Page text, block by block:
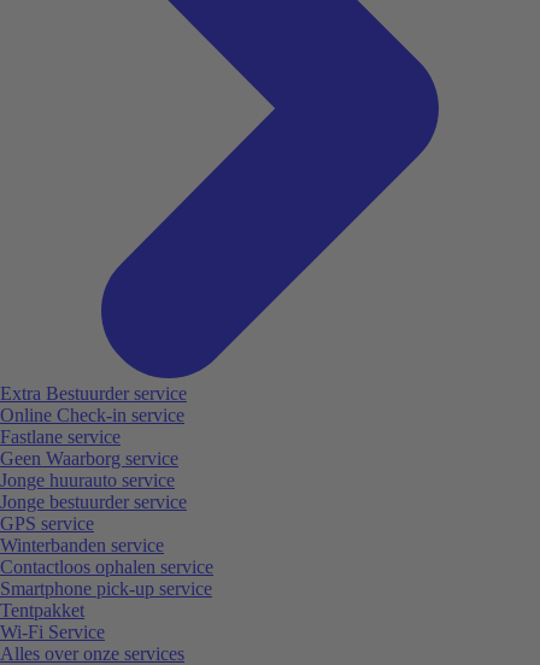
Extra Bestuurder service
Online Check-in service
Fastlane service
Geen Waarborg service
Jonge huurauto service
Jonge bestuurder service
GPS service
Winterbanden service
Contactloos ophalen service
Smartphone pick-up service
Tentpakket
Wi-Fi Service
Alles over onze services